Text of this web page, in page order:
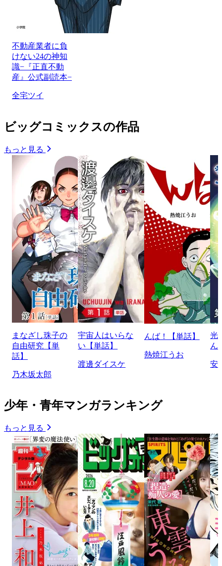
不動産業者に負
けない24の神知
識−『正直不動
産』公式副読本−
全宅ツイ
ビッグコミックスの作品
もっと見る
まなざし珠子の
自由研究【単
話】
乃木坂太郎
宇宙人はいらな
い【単話】
渡邊ダイスケ
んば！【単話】
熱焼江うお
光
ん
安
少年・青年マンガランキング
もっと見る